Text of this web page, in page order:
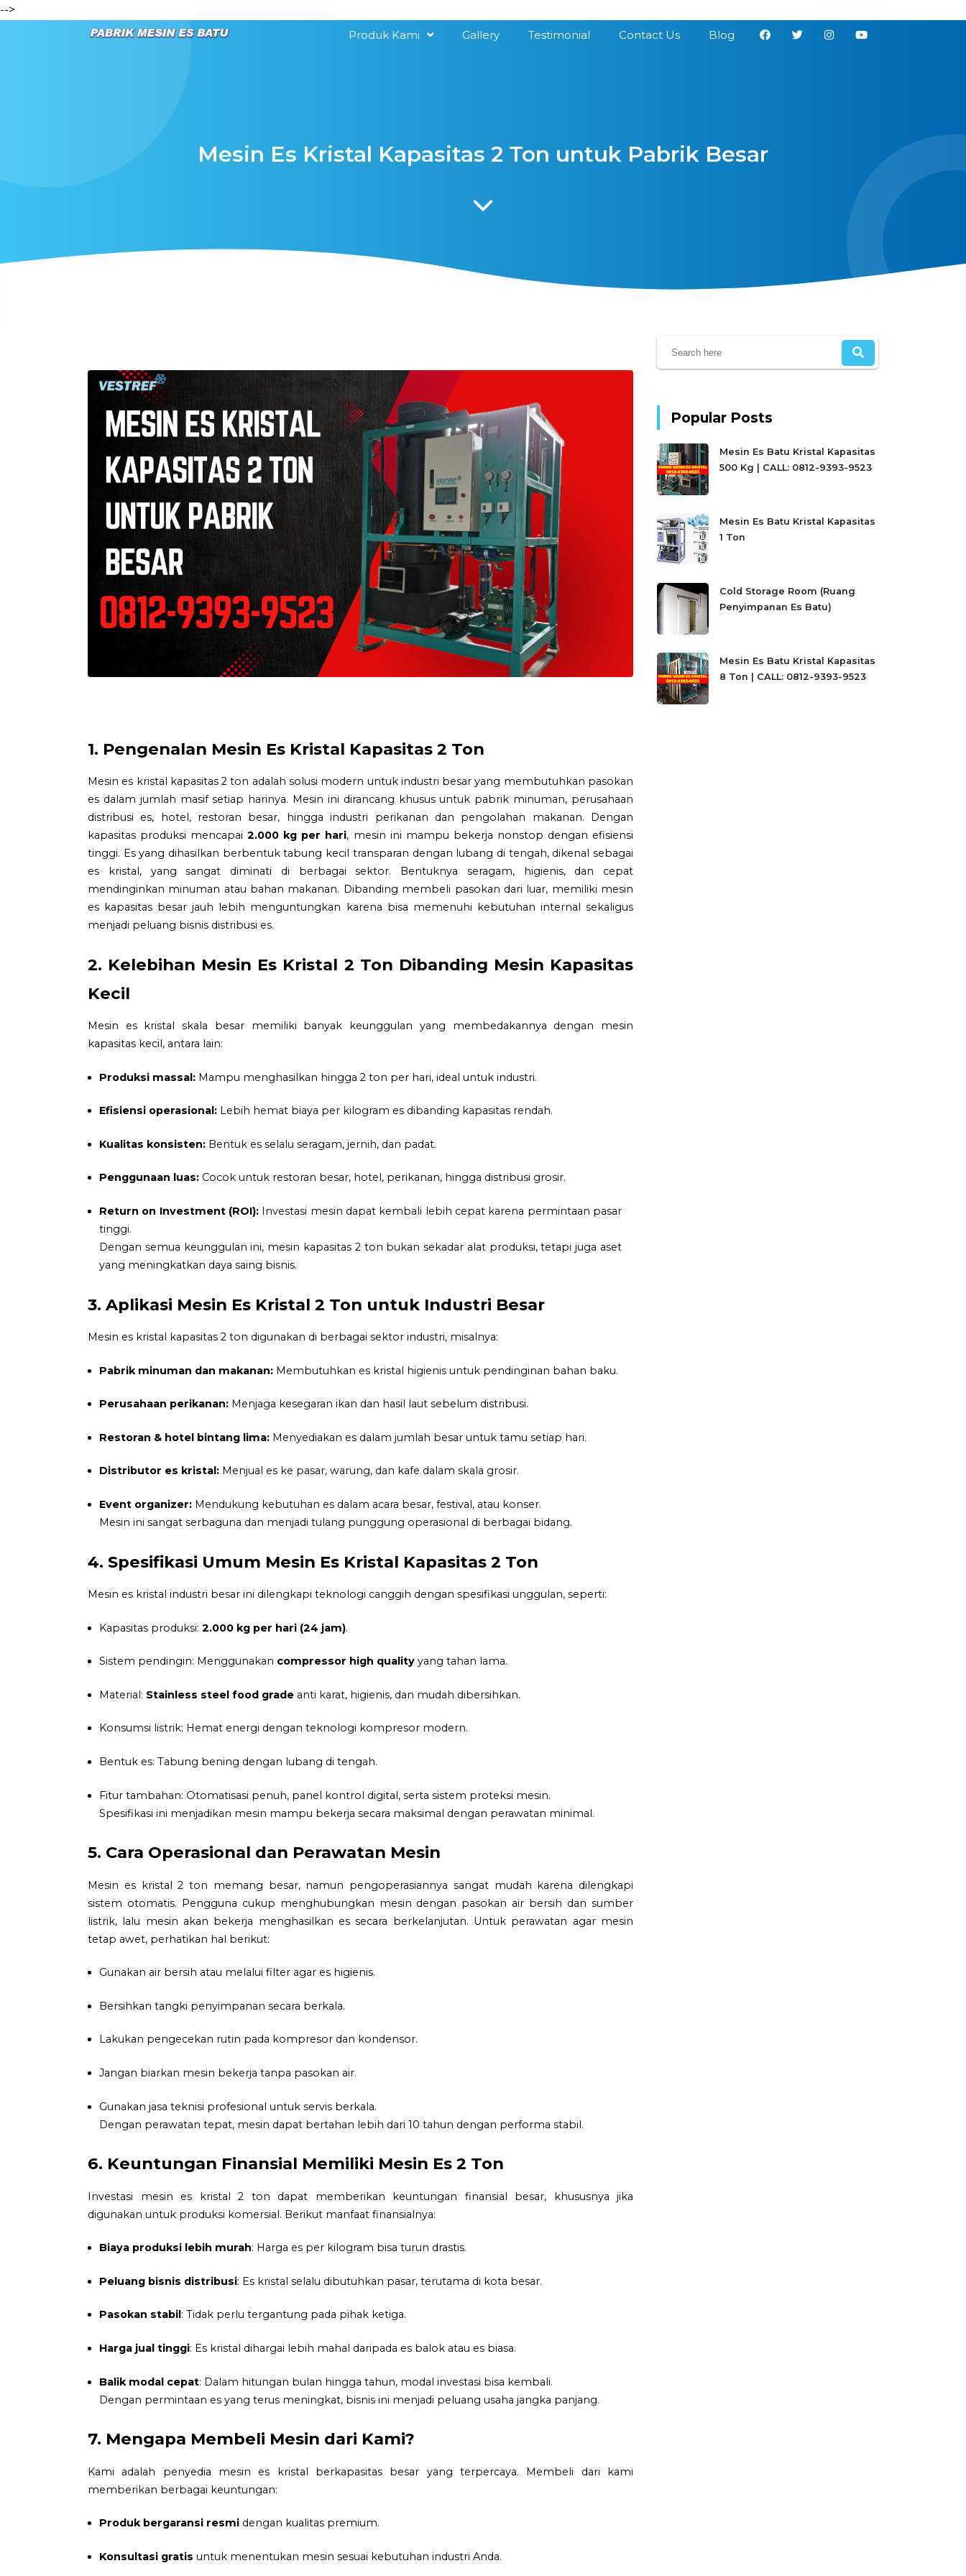
-->
Produk Kami
Gallery Testimonial Contact Us Blog
Mesin Es Kristal Kapasitas 2 Ton untuk Pabrik Besar
1. Pengenalan Mesin Es Kristal Kapasitas 2 Ton
Mesin es kristal kapasitas 2 ton adalah solusi modern untuk industri besar yang membutuhkan pasokan
es dalam jumlah masif setiap harinya. Mesin ini dirancang khusus untuk pabrik minuman, perusahaan
distribusi es, hotel, restoran besar, hingga industri perikanan dan pengolahan makanan. Dengan
kapasitas produksi mencapai2.000 kg per hari, mesin ini mampu bekerja nonstop dengan efisiensi
tinggi. Es yang dihasilkan berbentuk tabung kecil transparan dengan lubang di tengah, dikenal sebagai
es kristal, yang sangat diminati di berbagai sektor. Bentuknya seragam, higienis, dan cepat
mendinginkan minuman atau bahan makanan. Dibanding membeli pasokan dari luar, memiliki mesin
es kapasitas besar jauh lebih menguntungkan karena bisa memenuhi kebutuhan internal sekaligus
menjadi peluang bisnis distribusi es.
2. Kelebihan Mesin Es Kristal 2 Ton Dibanding Mesin Kapasitas
Kecil
Mesin es kristal skala besar memiliki banyak keunggulan yang membedakannya dengan mesin
kapasitas kecil, antara lain:
Produksi massal: Mampu menghasilkan hingga 2 ton per hari, ideal untuk industri.
Efisiensi operasional: Lebih hemat biaya per kilogram es dibanding kapasitas rendah.
Kualitas konsisten: Bentuk es selalu seragam, jernih, dan padat.
Penggunaan luas: Cocok untuk restoran besar, hotel, perikanan, hingga distribusi grosir.
Return on Investment (ROI): Investasi mesin dapat kembali lebih cepat karena permintaan pasar
tinggi.
Dengan semua keunggulan ini, mesin kapasitas 2 ton bukan sekadar alat produksi, tetapi juga aset
yang meningkatkan daya saing bisnis.
3. Aplikasi Mesin Es Kristal 2 Ton untuk Industri Besar
Mesin es kristal kapasitas 2 ton digunakan di berbagai sektor industri, misalnya:
Pabrik minuman dan makanan: Membutuhkan es kristal higienis untuk pendinginan bahan baku.
Perusahaan perikanan: Menjaga kesegaran ikan dan hasil laut sebelum distribusi.
Restoran & hotel bintang lima: Menyediakan es dalam jumlah besar untuk tamu setiap hari.
Distributor es kristal: Menjual es ke pasar, warung, dan kafe dalam skala grosir.
Event organizer: Mendukung kebutuhan es dalam acara besar, festival, atau konser.
Mesin ini sangat serbaguna dan menjadi tulang punggung operasional di berbagai bidang.
4. Spesifikasi Umum Mesin Es Kristal Kapasitas 2 Ton
Mesin es kristal industri besar ini dilengkapi teknologi canggih dengan spesifikasi unggulan, seperti:
Kapasitas produksi: 2.000 kg per hari (24 jam).
Sistem pendingin: Menggunakan compressor high quality yang tahan lama.
Material: Stainless steel food grade anti karat, higienis, dan mudah dibersihkan.
Konsumsi listrik: Hemat energi dengan teknologi kompresor modern.
Bentuk es: Tabung bening dengan lubang di tengah.
Fitur tambahan: Otomatisasi penuh, panel kontrol digital, serta sistem proteksi mesin.
Spesifikasi ini menjadikan mesin mampu bekerja secara maksimal dengan perawatan minimal.
5. Cara Operasional dan Perawatan Mesin
Mesin es kristal 2 ton memang besar, namun pengoperasiannya sangat mudah karena dilengkapi
sistem otomatis. Pengguna cukup menghubungkan mesin dengan pasokan air bersih dan sumber
listrik, lalu mesin akan bekerja menghasilkan es secara berkelanjutan. Untuk perawatan agar mesin
tetap awet, perhatikan hal berikut:
Gunakan air bersih atau melalui filter agar es higienis.
Bersihkan tangki penyimpanan secara berkala.
Lakukan pengecekan rutin pada kompresor dan kondensor.
Jangan biarkan mesin bekerja tanpa pasokan air.
Gunakan jasa teknisi profesional untuk servis berkala.
Dengan perawatan tepat, mesin dapat bertahan lebih dari 10 tahun dengan performa stabil.
6. Keuntungan Finansial Memiliki Mesin Es 2 Ton
Investasi mesin es kristal 2 ton dapat memberikan keuntungan finansial besar, khususnya jika
digunakan untuk produksi komersial. Berikut manfaat finansialnya:
Biaya produksi lebih murah: Harga es per kilogram bisa turun drastis.
Peluang bisnis distribusi: Es kristal selalu dibutuhkan pasar, terutama di kota besar.
Pasokan stabil : Tidak perlu tergantung pada pihak ketiga.
Harga jual tinggi: Es kristal dihargai lebih mahal daripada es balok atau es biasa.
Balik modal cepat: Dalam hitungan bulan hingga tahun, modal investasi bisa kembali.
Dengan permintaan es yang terus meningkat, bisnis ini menjadi peluang usaha jangka panjang.
7. Mengapa Membeli Mesin dari Kami?
Kami adalah penyedia mesin es kristal berkapasitas besar yang terpercaya. Membeli dari kami
memberikan berbagai keuntungan:
Produk bergaransi resmi dengan kualitas premium.
Konsultasi gratis untuk menentukan mesin sesuai kebutuhan industri Anda.
Popular Posts
Mesin Es Batu Kristal Kapasitas
500 Kg | CALL: 0812-9393-9523
Mesin Es Batu Kristal Kapasitas
1 Ton
Cold Storage Room (Ruang
Penyimpanan Es Batu)
Mesin Es Batu Kristal Kapasitas
8 Ton | CALL: 0812-9393-9523